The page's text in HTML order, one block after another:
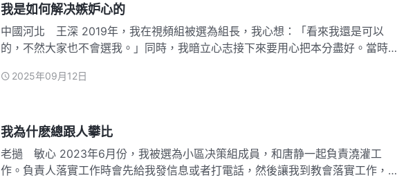
我是如何解决嫉妒心的
中國河北 王深 2019年，我在視頻組被選為組長，我心想：「看來我還是可以
的，不然大家也不會選我。」同時，我暗立心志接下來要用心把本分盡好。當時肖
着肖雅問問題，雖然我心裏有點不是滋味，但也能正確對待，畢竟我擅長的是二維
2025年09月12日
我為什麽總跟人攀比
老撾 敏心 2023年6月份，我被選為小區决策組成員，和唐静一起負責澆灌工
作。負責人落實工作時會先給我發信息或者打電話，然後讓我到教會落實工作，我